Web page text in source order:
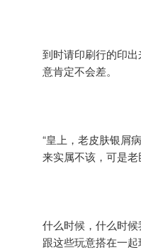
到时请印刷行的印
意肯定不会差。
“皇上，老皮肤银屑
来实属不该，可是老
什么时候，什么时
跟这些玩意搭在一起